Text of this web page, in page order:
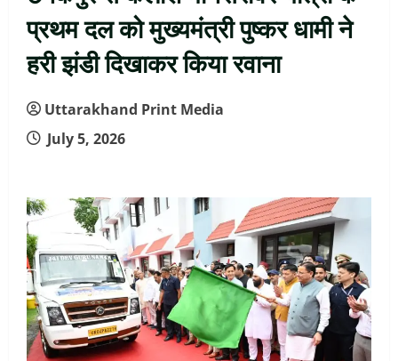
प्रथम दल को मुख्यमंत्री पुष्कर धामी ने
हरी झंडी दिखाकर किया रवाना
Uttarakhand Print Media
July 5, 2026